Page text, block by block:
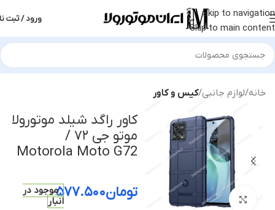
Skip to navigation
Skip to main content
ورود / ثبت
خانه لوازم جانبی کیس و کاور
بزرگنمایی تصویر
کاور راگد شیلد موتورولا
موتو جی ۷۲ /
Motorola Moto G72
تومان۵۷۷.۵۰۰موجود در
انبار